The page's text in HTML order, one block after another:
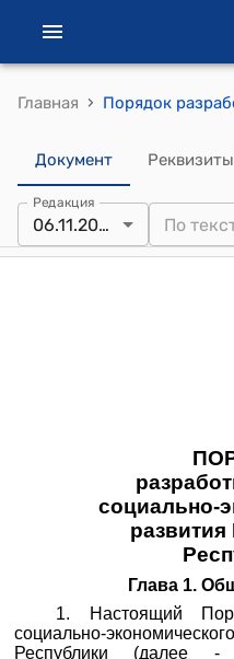
Главная ›
Документ Реквизиты
Редакция
06.11.2025